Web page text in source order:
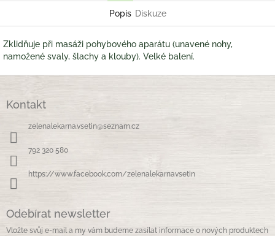
Popis Diskuze
Zklidňuje při masáži pohybového aparátu (unavené nohy,
namožené svaly, šlachy a klouby). Velké balení.
Kontakt
zelenalekarna.vsetin@seznam.cz
792 320 580
https://www.facebook.com/zelenalekarnavsetin
Odebírat newsletter
Vložte svůj e-mail a my vám budeme zasílat informace o nových produktech